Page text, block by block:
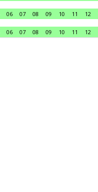
06 07 08 09 10 11 12
06 07 08 09 10 11 12